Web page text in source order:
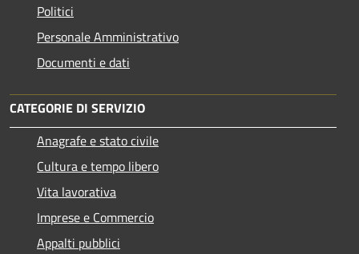
Politici
Personale Amministrativo
Documenti e dati
CATEGORIE DI SERVIZIO
Anagrafe e stato civile
Cultura e tempo libero
Vita lavorativa
Imprese e Commercio
Appalti pubblici